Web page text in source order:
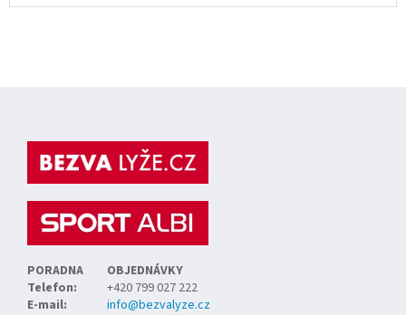
PORADNA
OBJEDNÁVKY
Telefon:
+420 799 027 222
E-mail:
info@bezvalyze.cz